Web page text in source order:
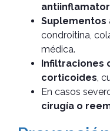
Suplementos
condroitina,
médica.
Infiltraciones
corticoides ,
En casos
cirugía o